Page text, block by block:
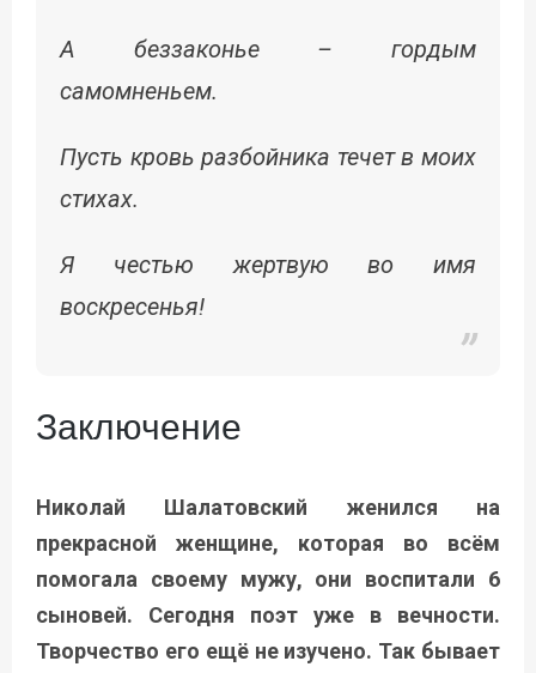
А беззаконье – гордым
самомненьем.
Пусть кровь разбойника течет в моих
стихах.
Я честью жертвую во имя
воскресенья!
Заключение
Николай Шалатовский женился на
прекрасной женщине, которая во всём
помогала своему мужу, они воспитали 6
сыновей. Сегодня поэт уже в вечности.
Творчество его ещё не изучено. Так бывает